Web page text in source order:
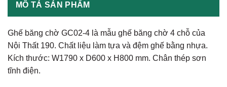
MÔ TẢ SẢN PHẨM
Ghế băng chờ GC02-4 là mẫu ghế băng chờ 4 chỗ của
Nội Thất 190. Chất liệu làm tựa và đệm ghế bằng nhựa.
Kích thước: W1790 x D600 x H800 mm. Chân thép sơn
tĩnh điện.